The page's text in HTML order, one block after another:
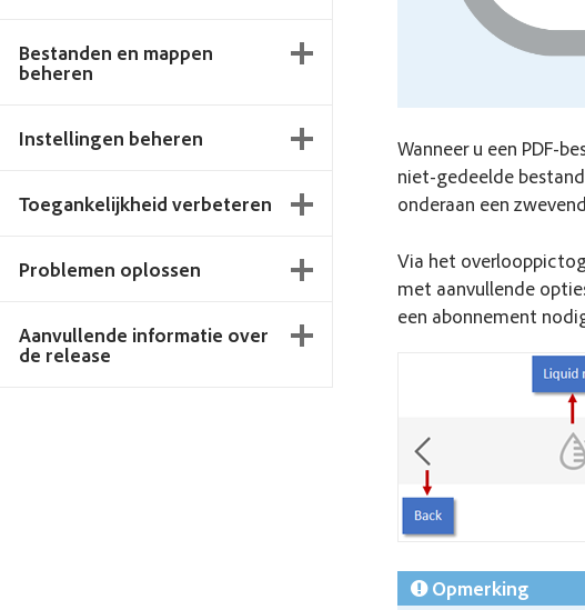
Bestanden en mappen
beheren
Instellingen beheren
Toegankelijkheid verbeteren
Problemen oplossen
Aanvullende informatie over
de release
Wanneer u een PDF-
niet-gedeelde
onderaan een
Via het
met aanvullende
een abonnement
Opmerking